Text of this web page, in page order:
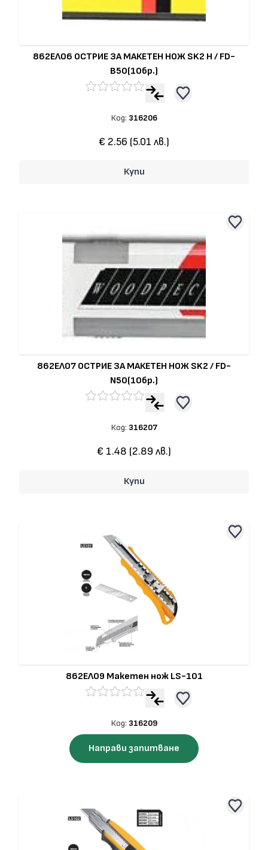
862ЕЛ06 ОСТРИЕ ЗА МАКЕТЕН НОЖ SK2 H / FD-
B50(10бр.)
Код: 316206
€ 2.56 (5.01 лв.)
Купи
862ЕЛ07 ОСТРИЕ ЗА МАКЕТЕН НОЖ SK2 / FD-
N50(10бр.)
Код: 316207
€ 1.48 (2.89 лв.)
Купи
862ЕЛ09 Макетен нож LS-101
Код: 316209
Направи запитване